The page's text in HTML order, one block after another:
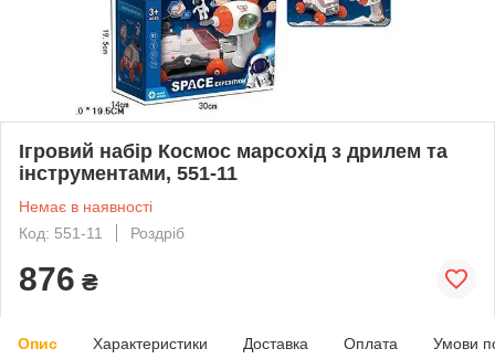
Ігровий набір Космос марсохід з дрилем та
інструментами, 551-11
Немає в наявності
Код: 551-11
Роздріб
876 ₴
Опис Характеристики Доставка Оплата Умови